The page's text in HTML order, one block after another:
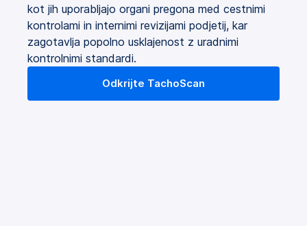
kot jih uporabljajo organi pregona med cestnimi
kontrolami in internimi revizijami podjetij, kar
zagotavlja popolno usklajenost z uradnimi
kontrolnimi standardi.
Odkrijte TachoScan